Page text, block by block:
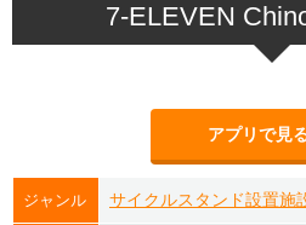
7-ELEVEN
アプリで見
ジャンル サイクルスタンド設置施